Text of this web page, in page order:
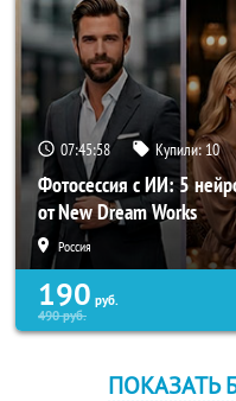
07:45:58 Купили:10
Фотосессия с ИИ: 5
от New Dream Works
Россия
190 руб.
490руб.
ПОКАЗАТЬ